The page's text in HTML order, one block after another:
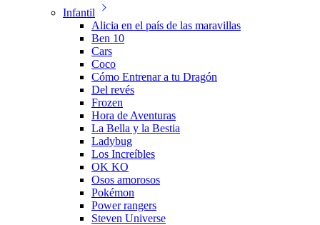
Infantil
Alicia en el país de las maravillas
Ben 10
Cars
Coco
Cómo Entrenar a tu Dragón
Del revés
Frozen
Hora de Aventuras
La Bella y la Bestia
Ladybug
Los Increíbles
OK KO
Osos amorosos
Pokémon
Power rangers
Steven Universe